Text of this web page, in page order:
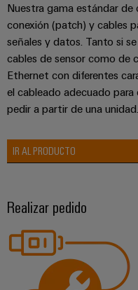
Nuestra gama estándar de
conexión (patch) y cables
señales y datos. Tanto si
cables de sensor como de
Ethernet con diferentes
el cableado adecuado
pedir a partir de una unidad.
IR AL PRODUCTO
Realizar pedido